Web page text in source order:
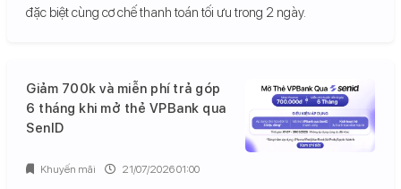
đặc biệt cùng cơ chế thanh toán tối ưu trong 2 ngày.
Giảm 700k và miễn phí trả góp
6 tháng khi mở thẻ VPBank qua
SenID
Khuyến mãi 21/07/2026 01:00